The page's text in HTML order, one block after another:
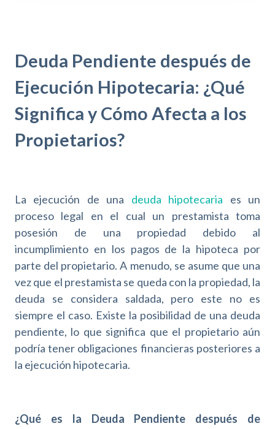
Deuda Pendiente después de
Ejecución Hipotecaria: ¿Qué
Significa y Cómo Afecta a los
Propietarios?
La ejecución de una deuda hipotecaria es un
proceso legal en el cual un prestamista toma
posesión de una propiedad debido al
incumplimiento en los pagos de la hipoteca por
parte del propietario. A menudo, se asume que una
vez que el prestamista se queda con la propiedad, la
deuda se considera saldada, pero este no es
siempre el caso. Existe la posibilidad de una deuda
pendiente, lo que significa que el propietario aún
podría tener obligaciones financieras posteriores a
la ejecución hipotecaria.
¿Qué es la Deuda Pendiente después de